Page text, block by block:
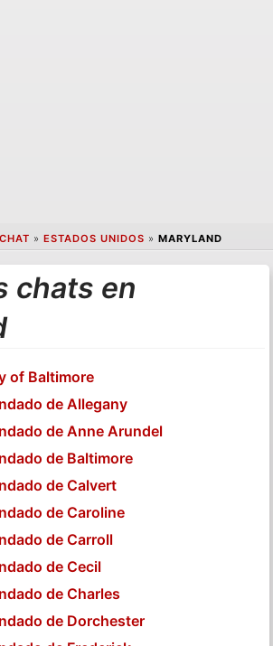
» ESTADOS UNIDOS » MARYLAND
chats en
of Baltimore
de Allegany
de Anne Arundel
de Baltimore
de Calvert
de Caroline
de Carroll
de Cecil
de Charles
de Dorchester